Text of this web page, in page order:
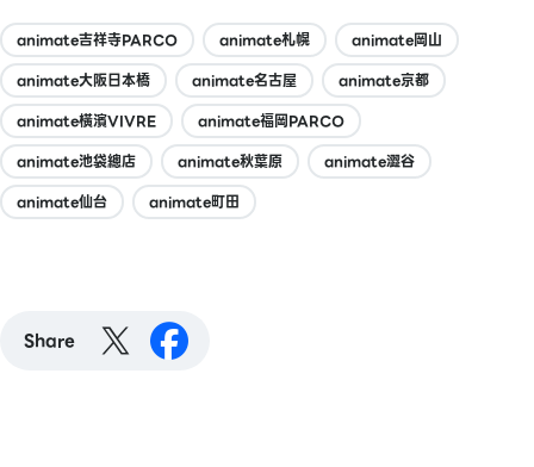
animate吉祥寺PARCO animate札幌
animate岡山
animate大阪日本橋
animate名古屋
animate京都
animate橫濱VIVRE
animate福岡PARCO
animate池袋總店
animate秋葉原
animate澀谷
animate仙台
animate町田
Share